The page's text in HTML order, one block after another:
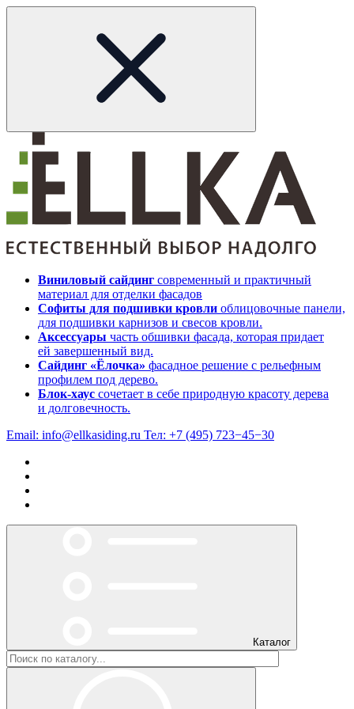
Виниловый сайдинг современный и практичный
материал для отделки фасадов
Софиты для подшивки кровли облицовочные панели,
для подшивки карнизов и свесов кровли.
Аксессуары часть обшивки фасада, которая придает
ей завершенный вид.
Сайдинг «Ёлочка» фасадное решение с рельефным
профилем под дерево.
Блок-хаус сочетает в себе природную красоту дерева
и долговечность.
Email: info@ellkasiding.ru Тел: +7 (495) 723−45−30
Каталог